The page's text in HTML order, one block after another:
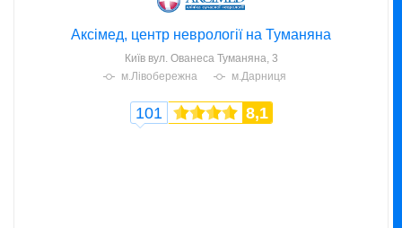
Аксімед, центр неврології на Туманяна
Київ вул. Ованеса Туманяна, 3
м.Лівобережна
м.Дарниця
101 8,1